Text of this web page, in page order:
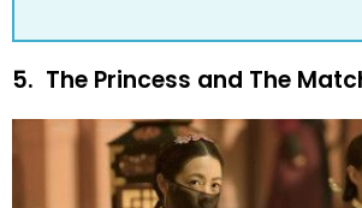
5. The Princess and The